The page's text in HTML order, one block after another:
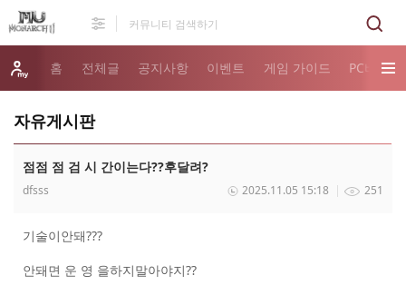
홈 전체글 공지사항 이벤트 게임 가이드 PC버전
자유게시판
점점 점 검 시 간이는다??후달려?
dfsss 251
2025.11.05 15:18
기술이안돼???
안돼면 운 영 을하지말아야지??